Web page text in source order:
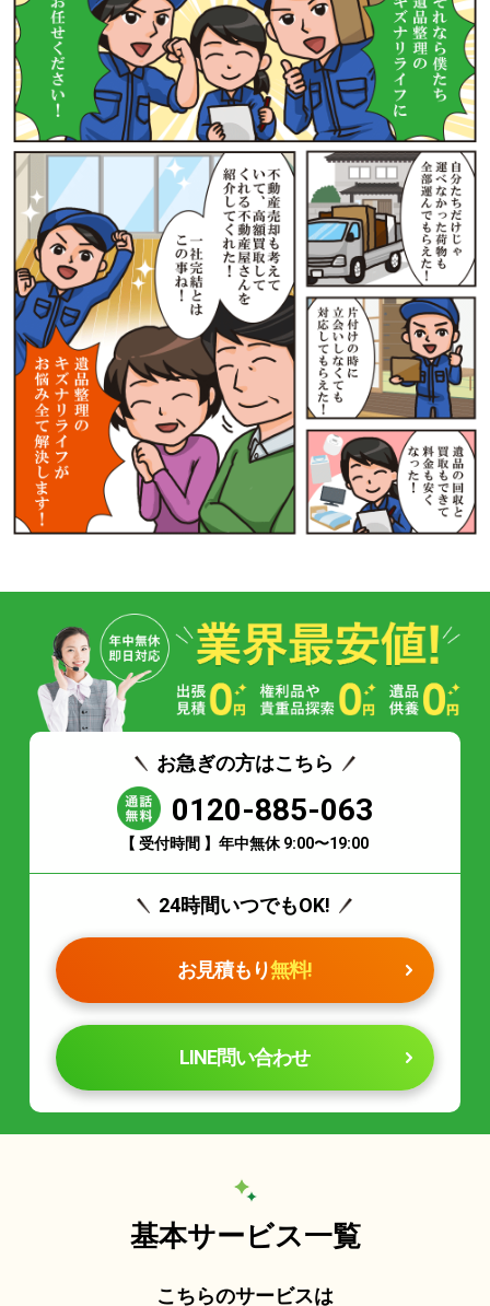
お急ぎの方はこちら
0120-885-063
【 受付時間 】年中無休 9:00〜19:00
24時間いつでもOK!
お見積もり無料!
LINE問い合わせ
基本サービス一覧
こちらのサービスは